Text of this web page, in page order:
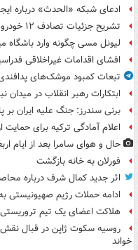
ادعای شبکه «الحدث» درباره
تشریح جزئیات تصادف ۱۲ خودرو با ۱۹ مصدوم
لیونل مسی چگونه وارد باشگاه
افشای اقدامات غیراخلاقی
تبعات کمبود موشک‌های
ابتکارات رهبر انقلاب در میدان
برنی سندرز: جنگ علیه ایران بر
اعلام آمادگی ترکیه برای حمایت
حال و هوای سامرا بعد از ایام
فورلان به خانه بازگشت
اثر جدید کمال شرف درباره
ادامه حملات رژیم صهیونیستی
هلاکت اعضای یک تیم
روسیه سکوت ژاپن در قبال نقش
خواند